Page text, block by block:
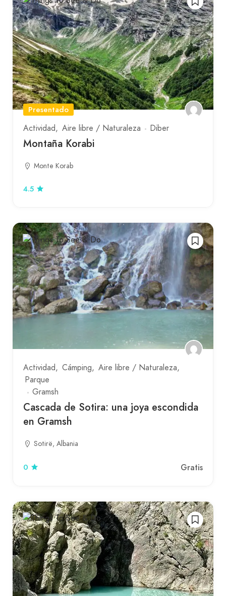
Presentado
Actividad
Aire libre / Naturaleza Diber
Montaña Korabi
Monte Korab
4.5
Actividad Cámping
Aire libre / Naturaleza
Parque
Gramsh
Cascada de Sotira: una joya escondida
en Gramsh
Sotirë, Albania
0 Gratis